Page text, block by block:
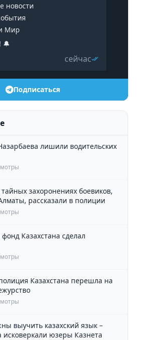
новости
Мир
🔔
сейчас
Подписаться
лишили водительских
захоронениях боевиков,
рассказали в полиции
Казахстана сделал
Казахстана перешла на
выучить казахский язык –
исковеркали юзеры Казнета